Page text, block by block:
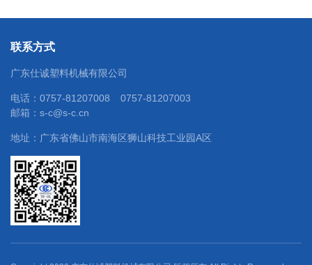
联系方式
广东仕诚塑料机械有限公司
电话： 0757-81207008
0757-81207003
邮箱： s-c@s-c.cn
地址：广东省佛山市南海区狮山科技工业园A区